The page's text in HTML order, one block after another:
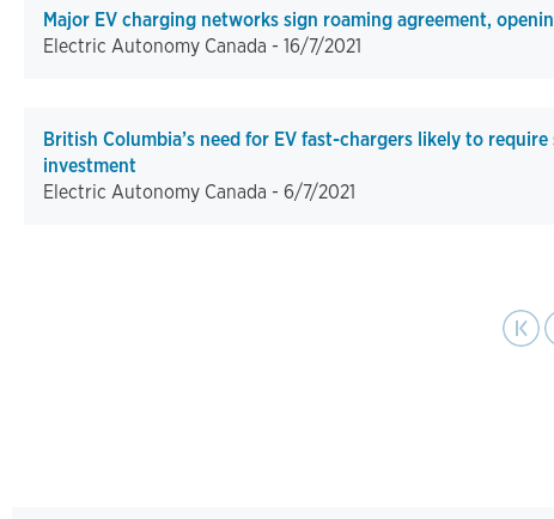
Major EV charging networks sign roaming agreement,
Electric Autonomy Canada - 16/7/2021
British Columbia’s need for EV fast-chargers likely to
investment
Electric Autonomy Canada - 6/7/2021
First page
|‹